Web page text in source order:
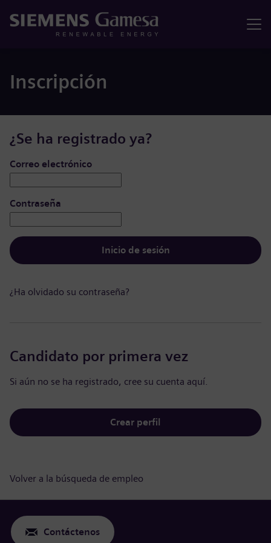
Inscripción
¿Se ha registrado ya?
Iniciar de sesión: usuario y contraseña
Correo electrónico
Contraseña
Inicio de sesión
¿Ha olvidado su contraseña?
Candidato por primera vez
Si aún no se ha registrado, cree su cuenta aquí.
Crear perfil
Volver a la búsqueda de empleo
Contáctenos